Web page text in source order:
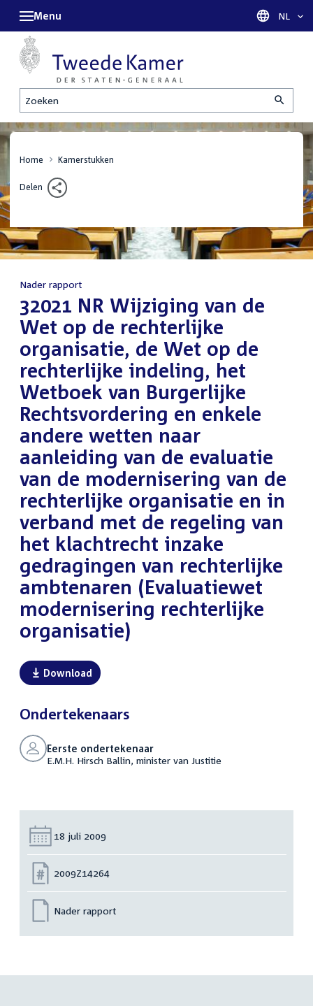
Zoeken
Menu Taal
NL
Home Kamerstukken
Delen
Nader rapport
:32021 NR Wijziging van de
Wet op de rechterlijke
organisatie, de Wet op de
rechterlijke indeling, het
Wetboek van Burgerlijke
Rechtsvordering en enkele
andere wetten naar
aanleiding van de evaluatie
van de modernisering van de
rechterlijke organisatie en in
verband met de regeling van
het klachtrecht inzake
gedragingen van rechterlijke
ambtenaren (Evaluatiewet
modernisering rechterlijke
organisatie)
Download
Ondertekenaars
Eerste ondertekenaar
E.M.H. Hirsch Ballin, minister van Justitie
Datum:
18 juli 2009
Nummer:
2009Z14264
Nader rapport